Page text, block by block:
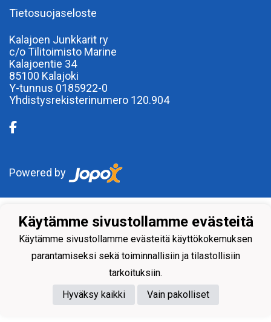
Tietosuojaseloste
Kalajoen Junkkarit ry
c/o Tilitoimisto Marine
Kalajoentie 34
85100 Kalajoki
Y-tunnus 0185922-0
Yhdistysrekisterinumero 120.904
Powered by
Käytämme sivustollamme evästeitä
Käytämme sivustollamme evästeitä käyttökokemuksen
parantamiseksi sekä toiminnallisiin ja tilastollisiin
tarkoituksiin.
Hyväksy kaikki
Vain pakolliset